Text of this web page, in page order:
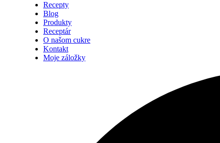
Recepty
Blog
Produkty
Receptár
O našom cukre
Kontakt
Moje záložky